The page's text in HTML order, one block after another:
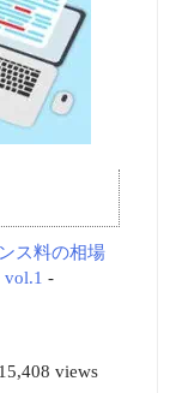
ス料の相場
-
views